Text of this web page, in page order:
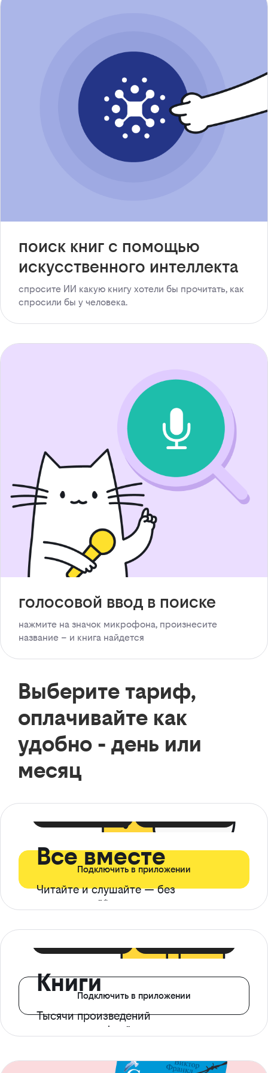
поиск книг с помощью
искусственного интеллекта
спросите ИИ какую книгу хотели бы прочитать, как
спросили бы у человека.
голосовой ввод в поиске
нажмите на значок микрофона, произнесите
название – и книга найдется
Выберите тариф,
оплачивайте как
удобно - день или
месяц
Все вместе
Читайте и слушайте — без
ограничений*
Подключить в приложении
Книги
Тысячи произведений
с доступом офлайн
Подключить в приложении